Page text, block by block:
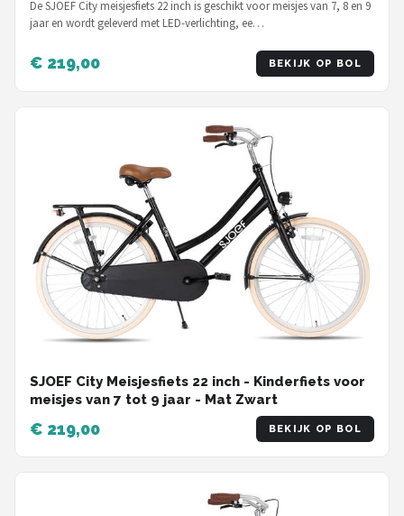
De SJOEF City meisjesfiets 22 inch is geschikt voor meisjes van 7, 8 en 9
jaar en wordt geleverd met LED-verlichting, ee…
€ 219,00 BEKIJK OP BOL
SJOEF City Meisjesfiets 22 inch - Kinderfiets voor
meisjes van 7 tot 9 jaar - Mat Zwart
€ 219,00 BEKIJK OP BOL